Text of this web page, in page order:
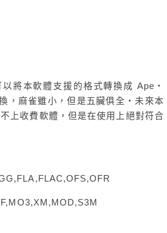
將本軟體支援的格式轉換成 Ape‧
，麻雀雖小，但是五臟俱全‧未來本
上收費軟體，但是在使用上絕對符合